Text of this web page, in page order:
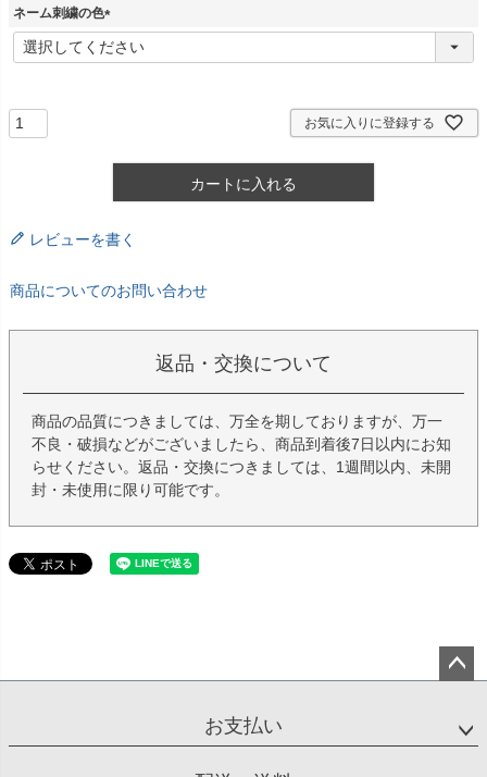
ネーム刺繍の色
(
必
お気に入りに登録する
カートに入れる
レビューを書く
商品についてのお問い合わせ
返品・交換について
商品の品質につきましては、万全を期しておりますが、万一
不良・破損などがございましたら、商品到着後7日以内にお知
らせください。返品・交換につきましては、1週間以内、未開
封・未使用に限り可能です。
ップ
お支払い